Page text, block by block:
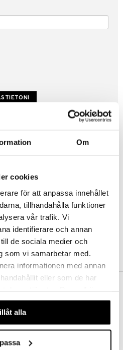
Om
cookies
för att anpassa innehållet
tillhandahålla funktioner
vår trafik. Vi
identifierare och annan
de sociala medier och
som vi samarbetar med.
informationen med annan
eller som de har
av vår webbplats.
alla
siitä ostatko yksittäisen
joka ylittää 50 €.
lähetetään normaalisti samana